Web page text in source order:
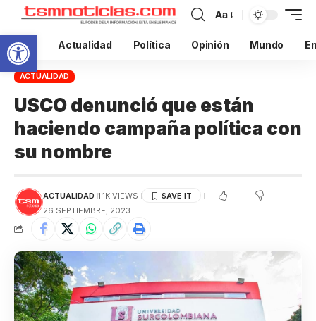
Abrir barra de herramientas
Aa
Inicio Actualidad Política Opinión Mundo
ACTUALIDAD
USCO denunció que están
haciendo campaña política con
su nombre
ACTUALIDAD 1.1K VIEWS
26 SEPTIEMBRE, 2023